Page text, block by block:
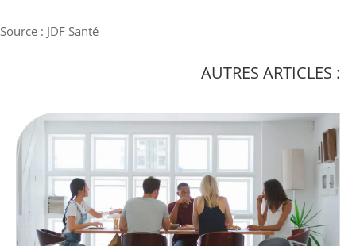
Source : JDF Santé
AUTRES ARTICLES :